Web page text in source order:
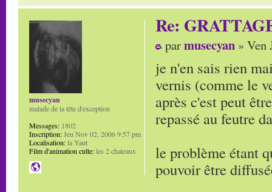
Re:
parmusecyan » Ven
je n'en sais rien
vernis (comme le
après c'est peut
repassé au feutre
le problème étant
pouvoir être
musecyan
malade de la tête d'exception
Messages: 1802
Inscription:Jeu Nov 02, 2006 9:57 pm
Localisation:la Yaut
Film d'animation culte:les 2 chateaux